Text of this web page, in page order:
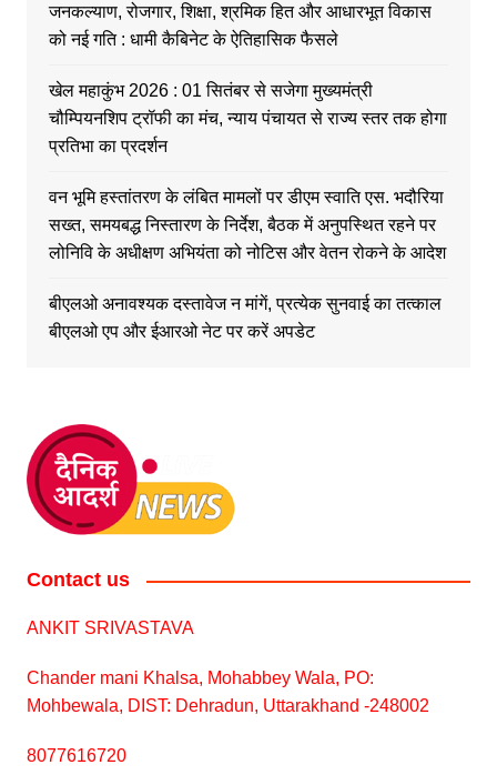
जनकल्याण, रोजगार, शिक्षा, श्रमिक हित और आधारभूत विकास
को नई गति : धामी कैबिनेट के ऐतिहासिक फैसले
खेल महाकुंभ 2026 : 01 सितंबर से सजेगा मुख्यमंत्री
चौम्पियनशिप ट्रॉफी का मंच, न्याय पंचायत से राज्य स्तर तक होगा
प्रतिभा का प्रदर्शन
वन भूमि हस्तांतरण के लंबित मामलों पर डीएम स्वाति एस. भदौरिया
सख्त, समयबद्ध निस्तारण के निर्देश, बैठक में अनुपस्थित रहने पर
लोनिवि के अधीक्षण अभियंता को नोटिस और वेतन रोकने के आदेश
बीएलओ अनावश्यक दस्तावेज न मांगें, प्रत्येक सुनवाई का तत्काल
बीएलओ एप और ईआरओ नेट पर करें अपडेट
Contact us
ANKIT SRIVASTAVA
Chander mani Khalsa, Mohabbey Wala, PO:
Mohbewala, DIST: Dehradun, Uttarakhand -248002
8077616720